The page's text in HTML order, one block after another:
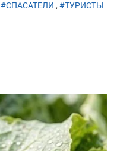
#СПАСАТЕЛИ , #ТУРИСТЫ